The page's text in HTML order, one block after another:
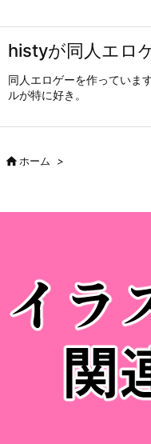
histyが同人エロ
同人エロゲーを作っていま
ルが特に好き。
ホーム >